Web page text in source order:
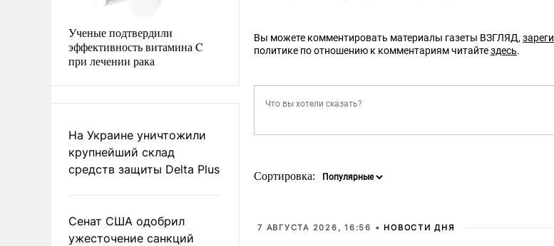
Ученые подтвердили
эффективность витамина C
при лечении рака
На Украине уничтожили
крупнейший склад
средств защиты Delta Plus
Сенат США одобрил
ужесточение санкций
Вы можете комментировать материалы газеты ВЗГЛЯД,
политике по отношению к комментариям читайтездесь.
Сортировка:
7 АВГУСТА 2026, 16:56 • НОВОСТИ ДНЯ